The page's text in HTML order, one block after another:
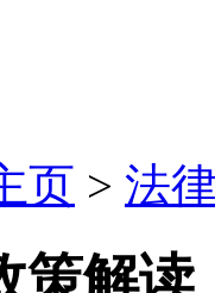
页 > 法
策解